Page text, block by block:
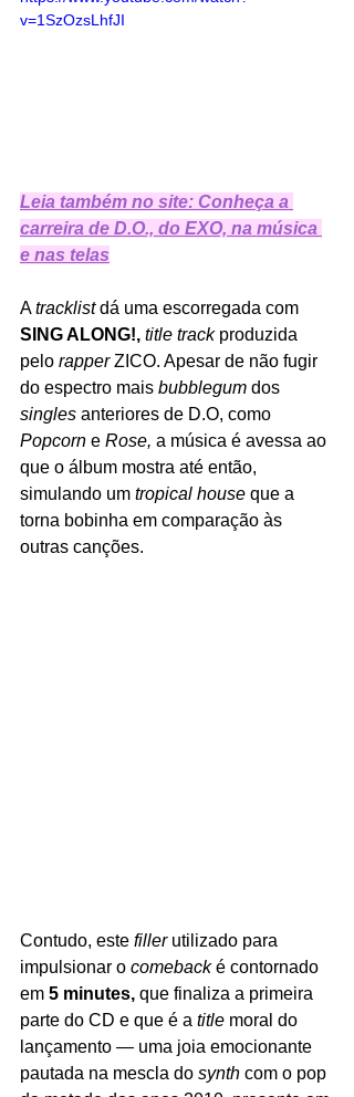
v=1SzOzsLhfJI
Leia também no site: Conheça a
carreira de D.O., do EXO, na música
e nas telas
A tracklist dá uma escorregada com
SING ALONG!, title track produzida
pelo rapper ZICO. Apesar de não fugir
do espectro mais bubblegum dos
singles anteriores de D.O, como
Popcorn e Rose, a música é avessa ao
que o álbum mostra até então,
simulando um tropical house que a
torna bobinha em comparação às
outras canções.
Contudo, este filler utilizado para
impulsionar o comeback é contornado
em 5 minutes, que finaliza a primeira
parte do CD e que é a title moral do
lançamento — uma joia emocionante
pautada na mescla do synth com o pop